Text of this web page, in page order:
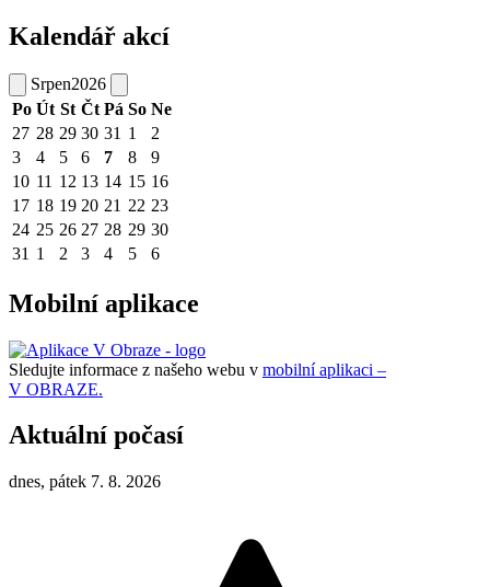
Kalendář akcí
Srpen2026
Po Út St Čt Pá So Ne
27 28 29 30 31 1
2
3
4 5 6 7 8
9
10 11 12 13 14 15 16
17 18 19 20 21 22 23
24 25 26 27 28 29 30
31 1 2 3 4 5 6
Mobilní aplikace
Sledujte informace z našeho webu v mobilní aplikaci –
V OBRAZE.
Aktuální počasí
dnes, pátek 7. 8. 2026